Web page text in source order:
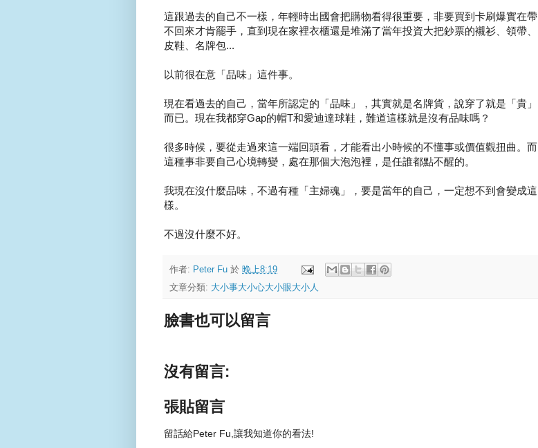
這跟過去的自己不一樣，年輕時出國會把購物看得很重要，非要買到卡刷爆實在帶
不回來才肯罷手，直到現在家裡衣櫃還是堆滿了當年投資大把鈔票的襯衫、領帶、
皮鞋、名牌包...
以前很在意「品味」這件事。
現在看過去的自己，當年所認定的「品味」，其實就是名牌貨，說穿了就是「貴」
而已。現在我都穿Gap的帽T和愛迪達球鞋，難道這樣就是沒有品味嗎？
很多時候，要從走過來這一端回頭看，才能看出小時候的不懂事或價值觀扭曲。而
這種事非要自己心境轉變，處在那個大泡泡裡，是任誰都點不醒的。
我現在沒什麼品味，不過有種「主婦魂」，要是當年的自己，一定想不到會變成這
樣。
不過沒什麼不好。
作者: Peter Fu 於 晚上8:19
文章分類: 大小事大小心大小眼大小人
臉書也可以留言
沒有留言:
張貼留言
留話給Peter Fu,讓我知道你的看法!